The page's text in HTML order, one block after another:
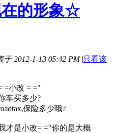
的形象☆
于 2012-1-13 05:42 PM |只看该
=小改 = ="
车买多少?
保险多少哦?
才是小改= ="你的是大概